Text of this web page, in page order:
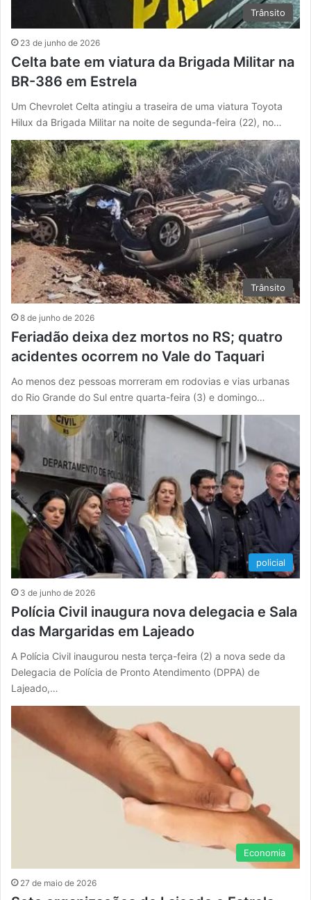
Trânsito
23 de junho de 2026
Celta bate em viatura da Brigada Militar na
BR-386 em Estrela
Um Chevrolet Celta atingiu a traseira de uma viatura Toyota
Hilux da Brigada Militar na noite de segunda-feira (22), no…
Trânsito
8 de junho de 2026
Feriadão deixa dez mortos no RS; quatro
acidentes ocorrem no Vale do Taquari
Ao menos dez pessoas morreram em rodovias e vias urbanas
do Rio Grande do Sul entre quarta-feira (3) e domingo…
policial
3 de junho de 2026
Polícia Civil inaugura nova delegacia e Sala
das Margaridas em Lajeado
A Polícia Civil inaugurou nesta terça-feira (2) a nova sede da
Delegacia de Polícia de Pronto Atendimento (DPPA) de
Lajeado,…
Economia
27 de maio de 2026